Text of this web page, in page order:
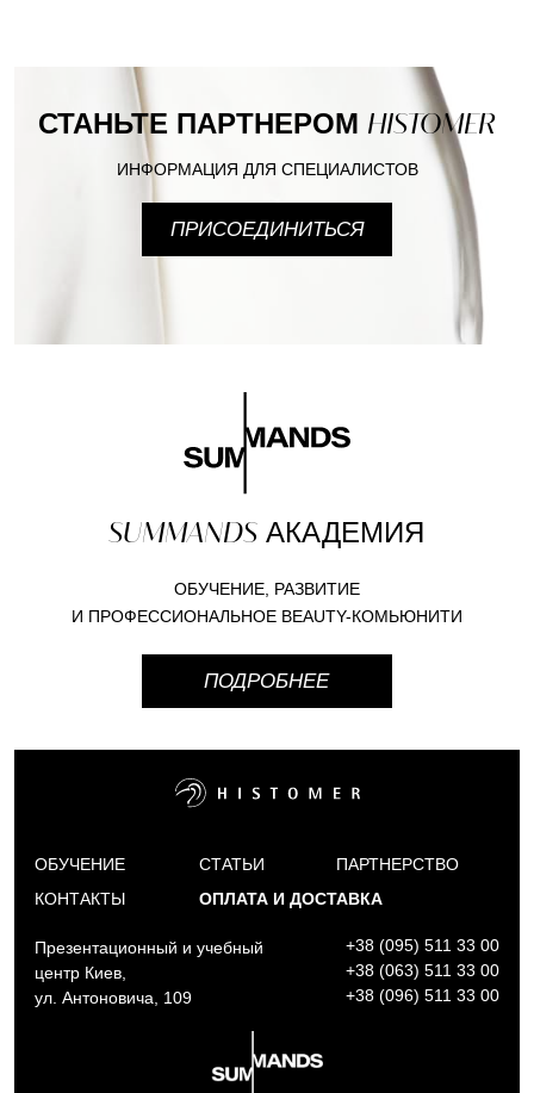
СТАНЬТЕ ПАРТНЕРОМ HISTOMER
ИНФОРМАЦИЯ ДЛЯ СПЕЦИАЛИСТОВ
ПРИСОЕДИНИТЬСЯ
SUMMANDS АКАДЕМИЯ
ОБУЧЕНИЕ, РАЗВИТИЕ
И ПРОФЕССИОНАЛЬНОЕ BEAUTY-КОМЬЮНИТИ
ПОДРОБНЕЕ
ОБУЧЕНИЕ
КОНТАКТЫ
СТАТЬИ
ПАРТНЕРСТВО
ОПЛАТА И ДОСТАВКА
Презентационный и учебный
центр Киев,
ул. Антоновича, 109
+38 (095) 511 33 00
+38 (063) 511 33 00
+38 (096) 511 33 00